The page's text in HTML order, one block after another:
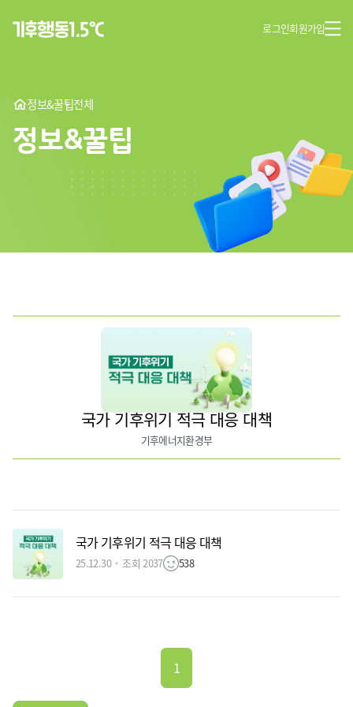
로그인회원가입
정보&꿀팁전체
정보&꿀팁
국가 기후위기 적극 대응 대책
기후에너지환경부
국가 기후위기 적극 대응 대책
25.12.30 조회 2037 538
1